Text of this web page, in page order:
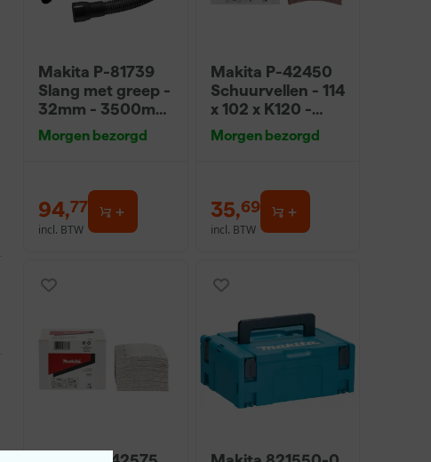
Makita P-81739
Slang met greep -
32mm - 3500mm
voor VC2512L /
VC3011L
Morgen bezorgd
94,77
incl. BTW
Makita P-42450
Schuurvellen - 114
x 102 x K120 -
Hout (50st)
Morgen bezorgd
35,69
incl. BTW